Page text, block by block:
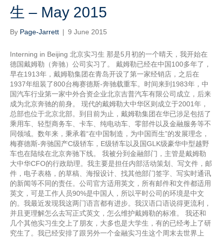
生 – May 2015
By Page-Jarrett | 9 June 2015
Interning in Beijing 北京实习生 那是5月初的一个晴天，我开始在
德国戴姆勒（奔驰）公司实习了。 戴姆勒已经在中国100多年了，
早在1913年，戴姆勒集团在青岛开设了第一家经销店，之后在
1937年组装了800台梅赛德斯-奔驰载重车。时间来到1983年，中
国汽车行业第一家中外合资企业北京吉普汽车有限公司成立，后来
成为北京奔驰的前身。 现代的戴姆勒大中华区则成立于2001年，
总部也位于北京北部。到目前为止，戴姆勒集团在华已涉足包括了
乘用车、轻型商务车、卡车、纯电动车、零部件以及金融服务等不
同领域。数年来，秉承着“在中国制造，为中国而生”的发展理念，
梅赛德斯-奔驰国产C级轿车，E级轿车以及国GLK级豪华中型越野
车也在陆续在北京奔驰下线。 我被分到金融部门，主管是戴姆勒
大中华CFO的行政助理。我主要是担任内部活动策划、写文件，邮
件，电子表格，的草稿、海报设计、找其他部门签字、写实时通讯
的新闻等不同的责任。公司官方适用英文，所有邮件和文件都适用
英文，可是工作人员90%是中国人，所以平时公司的环境是中文
的。我最近发现我这两门语言都有进步。我汉语口语说得更流利，
并且更理解怎么去写正式英文，怎么维护戴姆勒的标准。 我还和
几个其他实习生交上了朋友，大多也是大学生，有的已经考上了研
究生了。我已经安排了跟另外一个金融实习生这个周末去世界上